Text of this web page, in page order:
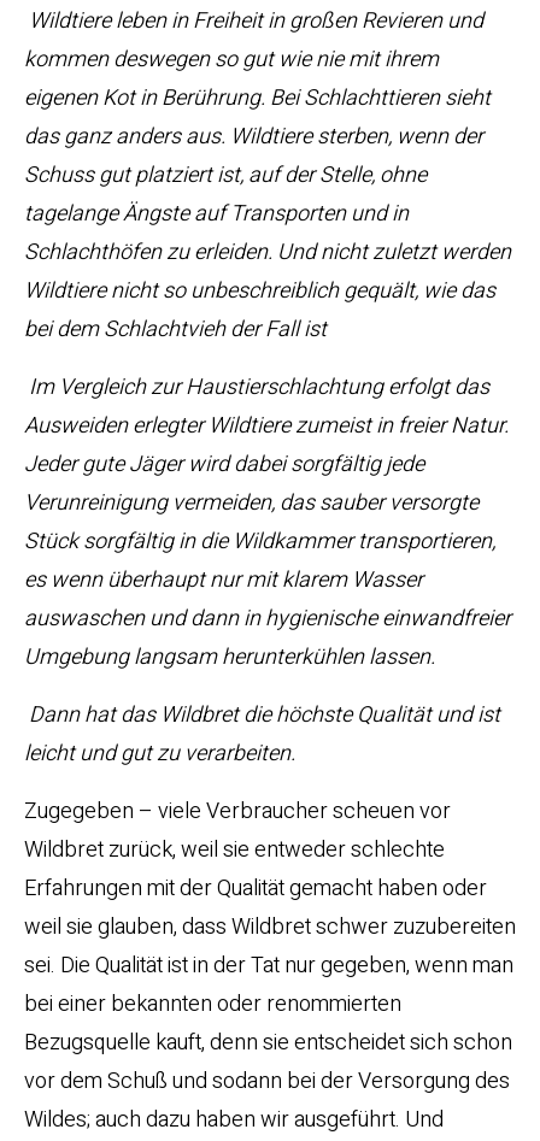
Wildtiere leben in Freiheit in großen Revieren und
kommen deswegen so gut wie nie mit ihrem
eigenen Kot in Berührung. Bei Schlachttieren sieht
das ganz anders aus. Wildtiere sterben, wenn der
Schuss gut platziert ist, auf der Stelle, ohne
tagelange Ängste auf Transporten und in
Schlachthöfen zu erleiden. Und nicht zuletzt werden
Wildtiere nicht so unbeschreiblich gequält, wie das
bei dem Schlachtvieh der Fall ist
Im Vergleich zur Haustierschlachtung erfolgt das
Ausweiden erlegter Wildtiere zumeist in freier Natur.
Jeder gute Jäger wird dabei sorgfältig jede
Verunreinigung vermeiden, das sauber versorgte
Stück sorgfältig in die Wildkammer transportieren,
es wenn überhaupt nur mit klarem Wasser
auswaschen und dann in hygienische einwandfreier
Umgebung langsam herunterkühlen lassen.
Dann hat das Wildbret die höchste Qualität und ist
leicht und gut zu verarbeiten.
Zugegeben – viele Verbraucher scheuen vor
Wildbret zurück, weil sie entweder schlechte
Erfahrungen mit der Qualität gemacht haben oder
weil sie glauben, dass Wildbret schwer zuzubereiten
sei. Die Qualität ist in der Tat nur gegeben, wenn man
bei einer bekannten oder renommierten
Bezugsquelle kauft, denn sie entscheidet sich schon
vor dem Schuß und sodann bei der Versorgung des
Wildes; auch dazu haben wir ausgeführt. Und